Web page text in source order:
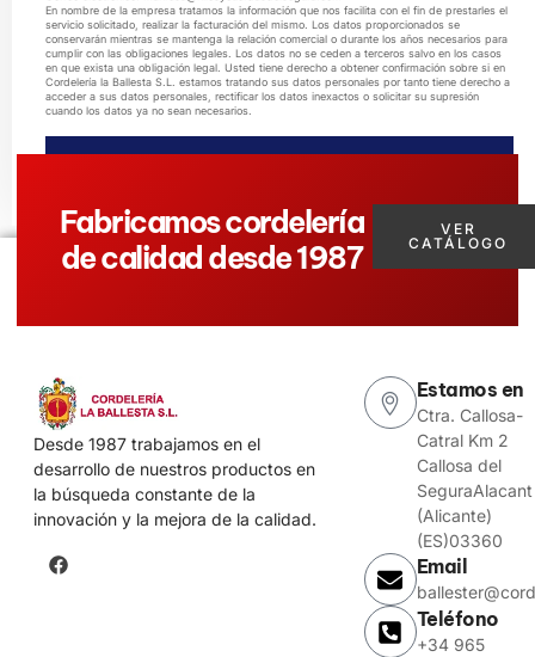
En nombre de la empresa tratamos la información que nos facilita con el fin de prestarles el
servicio solicitado, realizar la facturación del mismo. Los datos proporcionados se
conservarán mientras se mantenga la relación comercial o durante los años necesarios para
cumplir con las obligaciones legales. Los datos no se ceden a terceros salvo en los casos
en que exista una obligación legal. Usted tiene derecho a obtener confirmación sobre si en
Cordelería la Ballesta S.L. estamos tratando sus datos personales por tanto tiene derecho a
acceder a sus datos personales, rectificar los datos inexactos o solicitar su supresión
cuando los datos ya no sean necesarios.
Fabricamos cordelería
de calidad desde 1987
VER
CATÁLOGO
Desde 1987 trabajamos en el
desarrollo de nuestros productos en
la búsqueda constante de la
innovación y la mejora de la calidad.
Estamos en
Ctra. Callosa-
Catral Km 2
Callosa del
SeguraAlacant
(Alicante)
(ES)03360
Email
Teléfono
+34 965